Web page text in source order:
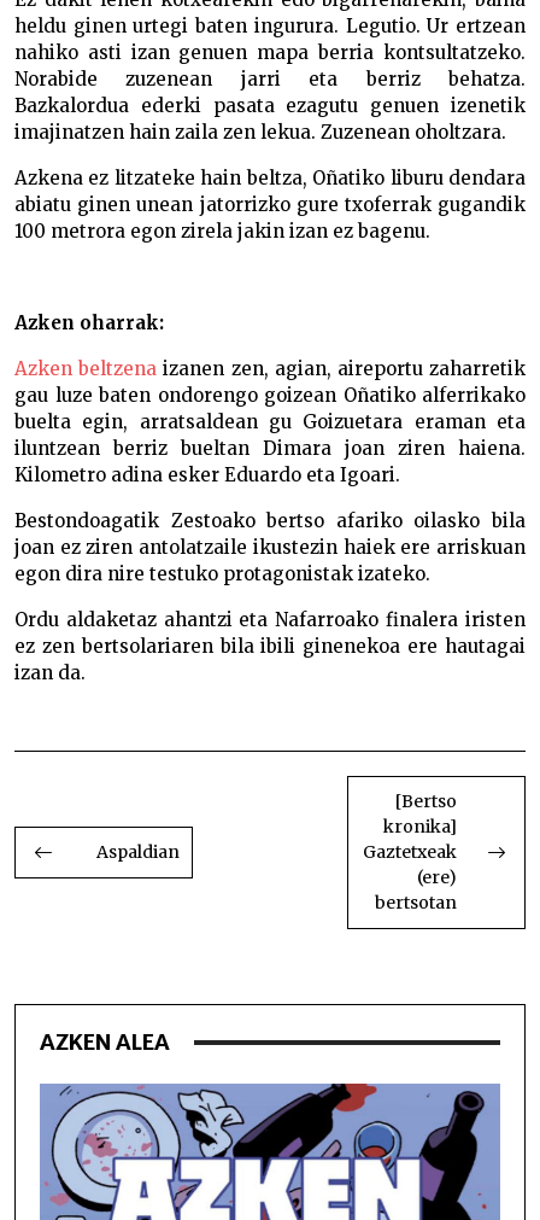
heldu ginen urtegi baten ingurura. Legutio. Ur ertzean
nahiko asti izan genuen mapa berria kontsultatzeko.
Norabide zuzenean jarri eta berriz behatza.
Bazkalordua ederki pasata ezagutu genuen izenetik
imajinatzen hain zaila zen lekua. Zuzenean oholtzara.
Azkena ez litzateke hain beltza, Oñatiko liburu dendara
abiatu ginen unean jatorrizko gure txoferrak gugandik
100 metrora egon zirela jakin izan ez bagenu.
Azken oharrak:
Azken beltzena izanen zen, agian, aireportu zaharretik
gau luze baten ondorengo goizean Oñatiko alferrikako
buelta egin, arratsaldean gu Goizuetara eraman eta
iluntzean berriz bueltan Dimara joan ziren haiena.
Kilometro adina esker Eduardo eta Igoari.
Bestondoagatik Zestoako bertso afariko oilasko bila
joan ez ziren antolatzaile ikustezin haiek ere arriskuan
egon dira nire testuko protagonistak izateko.
Ordu aldaketaz ahantzi eta Nafarroako finalera iristen
ez zen bertsolariaren bila ibili ginenekoa ere hautagai
izan da.
BIDALKETETAN
NABIGATU
Aspaldian
[Bertso
kronika]
Gaztetxeak
(ere)
bertsotan
AZKEN ALEA